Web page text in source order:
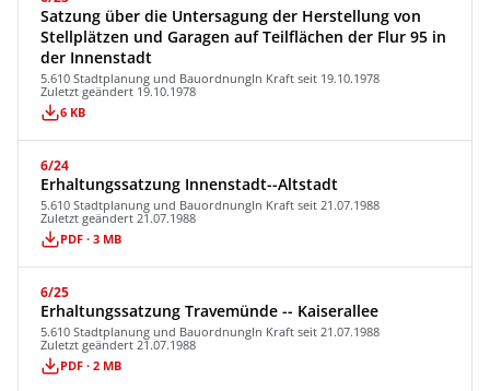
Satzung über die Untersagung der Herstellung von
Stellplätzen und Garagen auf Teilflächen der Flur 95 in
der Innenstadt
5.610 Stadtplanung und BauordnungIn Kraft seit 19.10.1978
Zuletzt geändert 19.10.1978
6 KB
6/24
Erhaltungssatzung Innenstadt--Altstadt
5.610 Stadtplanung und BauordnungIn Kraft seit 21.07.1988
Zuletzt geändert 21.07.1988
PDF · 3 MB
6/25
Erhaltungssatzung Travemünde -- Kaiserallee
5.610 Stadtplanung und BauordnungIn Kraft seit 21.07.1988
Zuletzt geändert 21.07.1988
PDF · 2 MB